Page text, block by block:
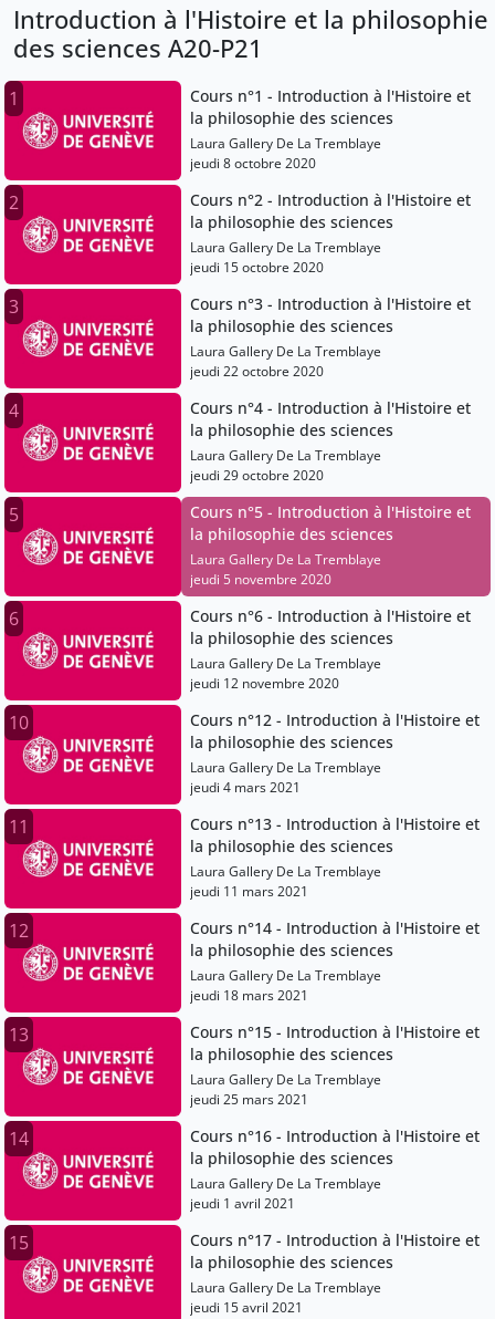
Introduction à l'Histoire et la philosophie
des sciences A20-P21
1
Cours n°1 - Introduction à l'Histoire et
la philosophie des sciences
Laura Gallery De La Tremblaye
jeudi 8 octobre 2020
2
Cours n°2 - Introduction à l'Histoire et
la philosophie des sciences
Laura Gallery De La Tremblaye
jeudi 15 octobre 2020
3
Cours n°3 - Introduction à l'Histoire et
la philosophie des sciences
Laura Gallery De La Tremblaye
jeudi 22 octobre 2020
4
Cours n°4 - Introduction à l'Histoire et
la philosophie des sciences
Laura Gallery De La Tremblaye
jeudi 29 octobre 2020
5
Cours n°5 - Introduction à l'Histoire et
la philosophie des sciences
Laura Gallery De La Tremblaye
jeudi 5 novembre 2020
6
Cours n°6 - Introduction à l'Histoire et
la philosophie des sciences
Laura Gallery De La Tremblaye
jeudi 12 novembre 2020
10
Cours n°12 - Introduction à l'Histoire et
la philosophie des sciences
Laura Gallery De La Tremblaye
jeudi 4 mars 2021
11
Cours n°13 - Introduction à l'Histoire et
la philosophie des sciences
Laura Gallery De La Tremblaye
jeudi 11 mars 2021
12
Cours n°14 - Introduction à l'Histoire et
la philosophie des sciences
Laura Gallery De La Tremblaye
jeudi 18 mars 2021
13
Cours n°15 - Introduction à l'Histoire et
la philosophie des sciences
Laura Gallery De La Tremblaye
jeudi 25 mars 2021
14
Cours n°16 - Introduction à l'Histoire et
la philosophie des sciences
Laura Gallery De La Tremblaye
jeudi 1 avril 2021
15
Cours n°17 - Introduction à l'Histoire et
la philosophie des sciences
Laura Gallery De La Tremblaye
jeudi 15 avril 2021